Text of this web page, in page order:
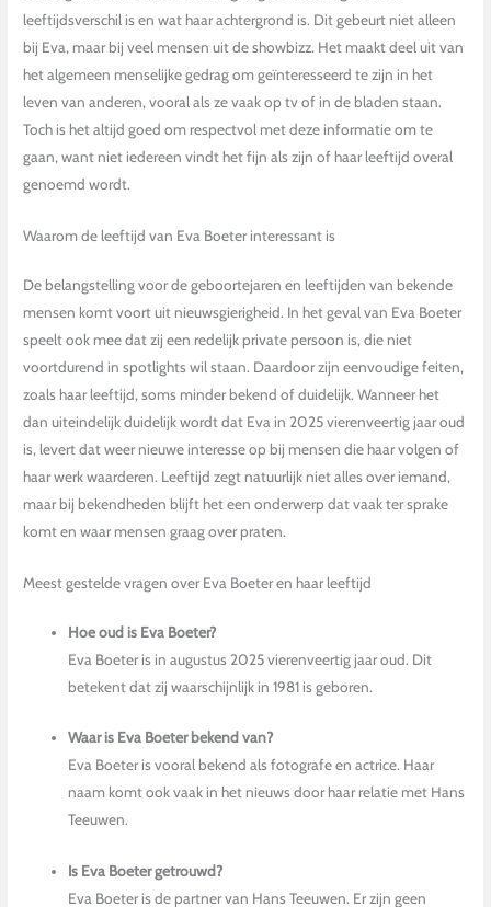
leeftijdsverschil is en wat haar achtergrond is. Dit gebeurt niet alleen
bij Eva, maar bij veel mensen uit de showbizz. Het maakt deel uit van
het algemeen menselijke gedrag om geïnteresseerd te zijn in het
leven van anderen, vooral als ze vaak op tv of in de bladen staan.
Toch is het altijd goed om respectvol met deze informatie om te
gaan, want niet iedereen vindt het fijn als zijn of haar leeftijd overal
genoemd wordt.
Waarom de leeftijd van Eva Boeter interessant is
De belangstelling voor de geboortejaren en leeftijden van bekende
mensen komt voort uit nieuwsgierigheid. In het geval van Eva Boeter
speelt ook mee dat zij een redelijk private persoon is, die niet
voortdurend in spotlights wil staan. Daardoor zijn eenvoudige feiten,
zoals haar leeftijd, soms minder bekend of duidelijk. Wanneer het
dan uiteindelijk duidelijk wordt dat Eva in 2025 vierenveertig jaar oud
is, levert dat weer nieuwe interesse op bij mensen die haar volgen of
haar werk waarderen. Leeftijd zegt natuurlijk niet alles over iemand,
maar bij bekendheden blijft het een onderwerp dat vaak ter sprake
komt en waar mensen graag over praten.
Meest gestelde vragen over Eva Boeter en haar leeftijd
Hoe oud is Eva Boeter?
Eva Boeter is in augustus 2025 vierenveertig jaar oud. Dit
betekent dat zij waarschijnlijk in 1981 is geboren.
Waar is Eva Boeter bekend van?
Eva Boeter is vooral bekend als fotografe en actrice. Haar
naam komt ook vaak in het nieuws door haar relatie met Hans
Teeuwen.
Is Eva Boeter getrouwd?
Eva Boeter is de partner van Hans Teeuwen. Er zijn geen